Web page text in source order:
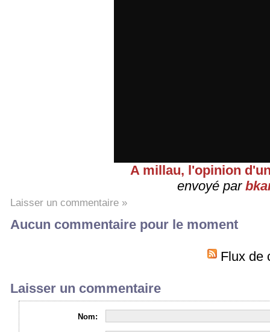
A millau, l'opinion
envoyé par
Laisser un commentaire »
Aucun commentaire pour le moment
Flux de
Laisser un commentaire
Nom: